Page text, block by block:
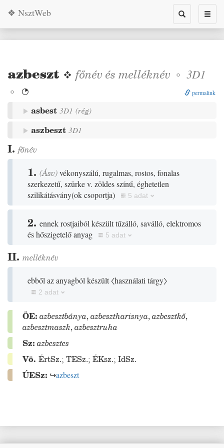
Toggle
search
❖ NsztWeb
azbeszt ❖ főnév és melléknév ◦ 3D1
◦  permalink
asbest 3D1 (rég)
aszbeszt 3D1
I. főnév
1. (Ásv)vékonyszálú, rugalmas, rostos, fonalas
szerkezetű, szürke v. zöldes színű, éghetetlen
szilikátásvány(ok csoportja) 5 adat
2. ennek rostjaiból készült tűzálló, saválló, elektromos
és hőszigetelő anyag
5 adat
II. melléknév
ebből az anyagból készült〈használati tárgy〉
2 adat
ÖE: azbesztbánya,azbesztharisnya,azbesztkő,
azbesztmaszk,azbesztruha
Sz: azbesztes
Vö. ÉrtSz.; TESz.; ÉKsz.; IdSz.
ÚESz: ↪azbeszt